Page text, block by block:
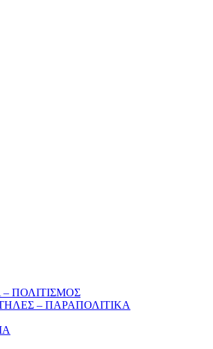
ΠΟΛΙΤΙΣΜΟΣ
– ΠΑΡΑΠΟΛΙΤΙΚΑ